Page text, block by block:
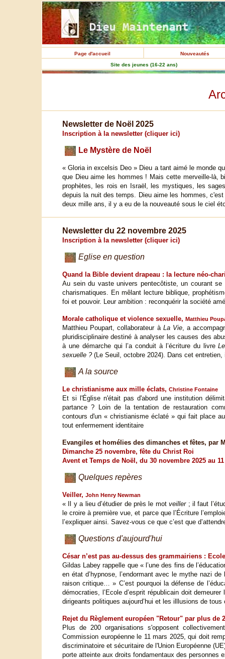
Page d'accueil
Nouveautés
Site des jeunes (16-22 ans)
Newsletter de Noël 2025
Inscription à la newsletter (cliquer ici)
Le Mystère de Noël
« Gloria in excelsis Deo » Dieu a tant aimé le monde
que Dieu aime les hommes ! Mais cette merveille-là,
prophètes, les rois en Israël, les mystiques, les
depuis la nuit des temps. Dieu aime les hommes,
deux mille ans, il y a eu de la nouveauté sous le ciel
Newsletter du 22 novembre 2025
Inscription à la newsletter (cliquer ici)
Eglise en question
Quand la Bible devient drapeau : la lecture néo-
Au sein du vaste univers pentecôtiste, un courant
charismatiques. En mêlant lecture biblique,
foi et pouvoir. Leur ambition : reconquérir la société
Morale catholique et violence sexuelle, Matthieu
Matthieu Poupart, collaborateur à La Vie, a
pluridisciplinaire destiné à analyser les causes des
à une démarche qui l’a conduit à l’écriture du livreLe
sexuelle ?(Le Seuil, octobre 2024). Dans cet
A la source
Le christianisme aux mille éclats, Christine Fontaine
Et si l'Église n'était pas d'abord une institution
partance ? Loin de la tentation de restauration
contours d'un « christianisme éclaté » qui fait place
tout enfermement identitaire
Evangiles et homélies des dimanches et fêtes, par
Dimanche 25 novembre, fête du Christ Roi
Avent et Temps de Noël, du 30 novembre 2025 au
Quelques repères
Veiller, John Henry Newman
« Il y a lieu d’étudier de près le motveiller; il faut
le croire à première vue, et parce que l’Écriture
l’expliquer ainsi. Savez-vous ce que c’est que
Questions d'aujourd'hui
César n’est pas au-dessus des grammairiens :
Gildas Labey rappelle que « l’une des fins de
en état d’hypnose, l’endormant avec le mythe nazi
raison critique… » C’est pourquoi la défense de
démocraties, l’Ecole d’esprit républicain doit
dirigeants politiques aujourd’hui et les illlusions de
Rejet du Règlement européen "Retour" par plus de
Plus de 200 organisations s'opposent
Commission européenne le 11 mars 2025, qui doit
discriminatoire et sécuritaire de l'Union Européenne
porte atteinte aux droits fondamentaux des personnes